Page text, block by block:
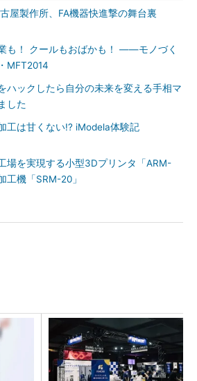
屋製作所、FA機器快進撃の舞台裏
も！ クールもおばかも！ ――モノづく
MFT2014
ハックしたら自分の未来を変える手相マ
した
工は甘くない!? iModela体験記
場を実現する小型3Dプリンタ「ARM-
工機「SRM-20」